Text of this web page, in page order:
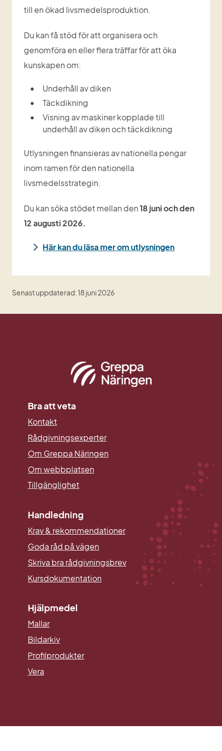
till en ökad livsmedelsproduktion.
Du kan få stöd för att organisera och
genomföra en eller flera träffar för att öka
kunskapen om:
Underhåll av diken
Täckdikning
Visning av maskiner kopplade till
underhåll av diken och täckdikning
Utlysningen finansieras av nationella pengar
inom ramen för den nationella
livsmedelsstrategin.
Du kan söka stödet mellan den 18 juni och den
12 augusti 2026.
Här kan du läsa mer om utlysningen
Senast uppdaterad: 18 juni 2026
Bra att veta
Kontakt
Rådgivningsexperter
Om Greppa Näringen
Om webbplatsen
Tillgänglighet
Handledning
Krav & rekommendationer
Goda råd på vägen
Skriva bra rådgivningsbrev
Kursdokumentation
Hjälpmedel
Mallar
BildarkivLänk till annan webbplats.
Profilprodukter
Vera